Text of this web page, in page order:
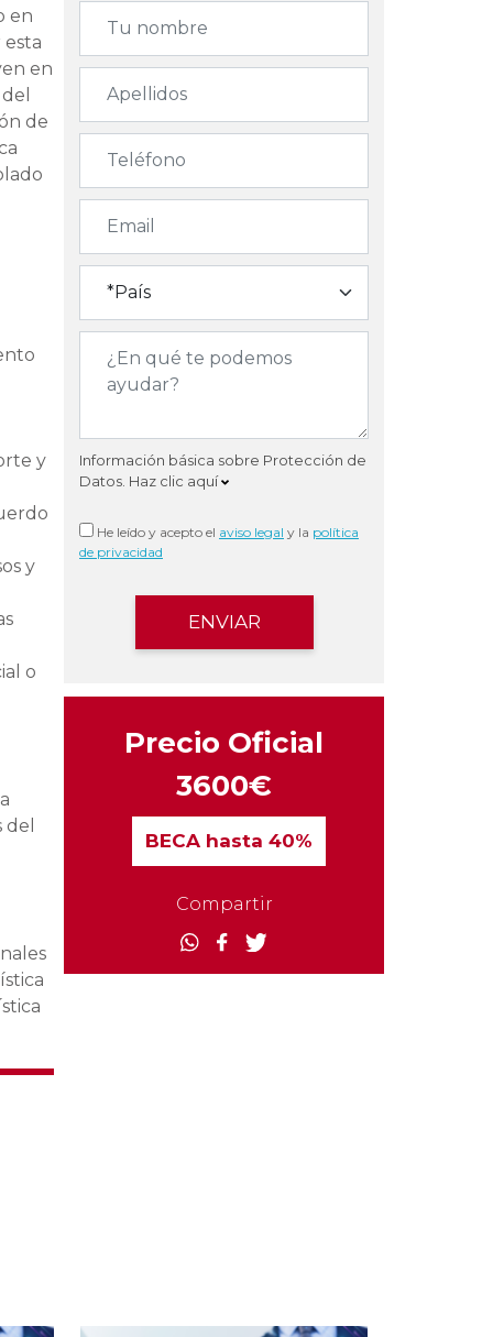
en
en
de
y
y
o
Información básica sobre Protección de
Datos. Haz clic aquí
He leído y acepto el aviso legal y la política
de privacidad
Precio Oficial
3600€
BECAhasta 40%
Compartir